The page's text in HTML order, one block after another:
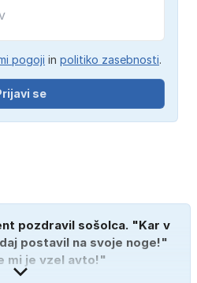
pogoji in politiko zasebnosti.
se
pozdravil sošolca. "Kar v
postavil na svoje noge!"
mi je vzel avto!"